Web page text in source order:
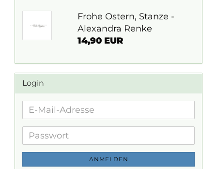
Frohe Ostern, Stanze -
Alexandra Renke
14,90 EUR
Login
E-
Adresse
Passwort
ANMELDEN